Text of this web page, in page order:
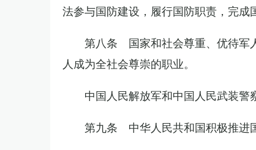
法参与国防建设，履行国防职责，完成
第八条 国家和社会尊重、优待军
人成为全社会尊崇的职业。
中国人民解放军和中国人民武装警
第九条 中华人民共和国积极推进